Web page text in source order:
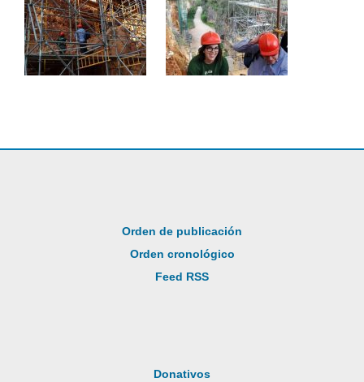
Orden de publicación
Orden cronológico
Feed RSS
Donativos